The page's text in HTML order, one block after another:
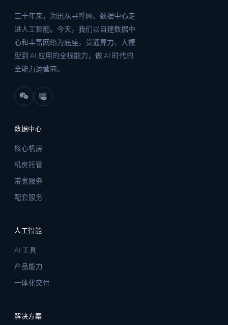
三十年来，润迅从寻呼网、数据中心走
进人工智能。今天，我们以自建数据中
心和丰富网络为底座，贯通算力、大模
型到 AI 应用的全栈能力，做 AI 时代的
全能力运营商。
数据中心
核心机房
机房托管
带宽服务
配套服务
人工智能
AI 工具
产品能力
一体化交付
解决方案